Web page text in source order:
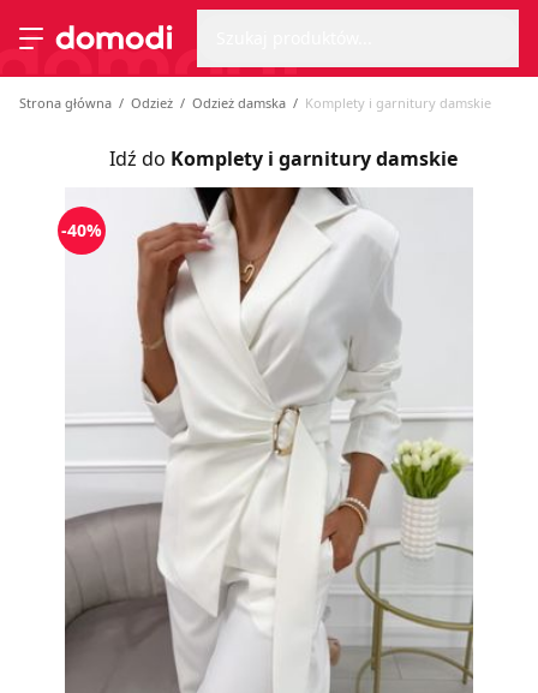
Przełącz menu
Strona główna
Strona główna Odzież Odzież damska Komplety i garnitury damskie
Idź do Komplety i garnitury damskie
-40%